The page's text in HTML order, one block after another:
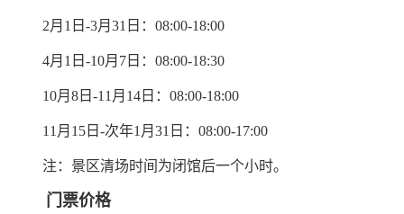
2月1日-3月31日：08:00-18:00
4月1日-10月7日：08:00-18:30
10月8日-11月14日：08:00-18:00
11月15日-次年1月31日：08:00-17:00
注：景区清场时间为闭馆后一个小时。
门票价格